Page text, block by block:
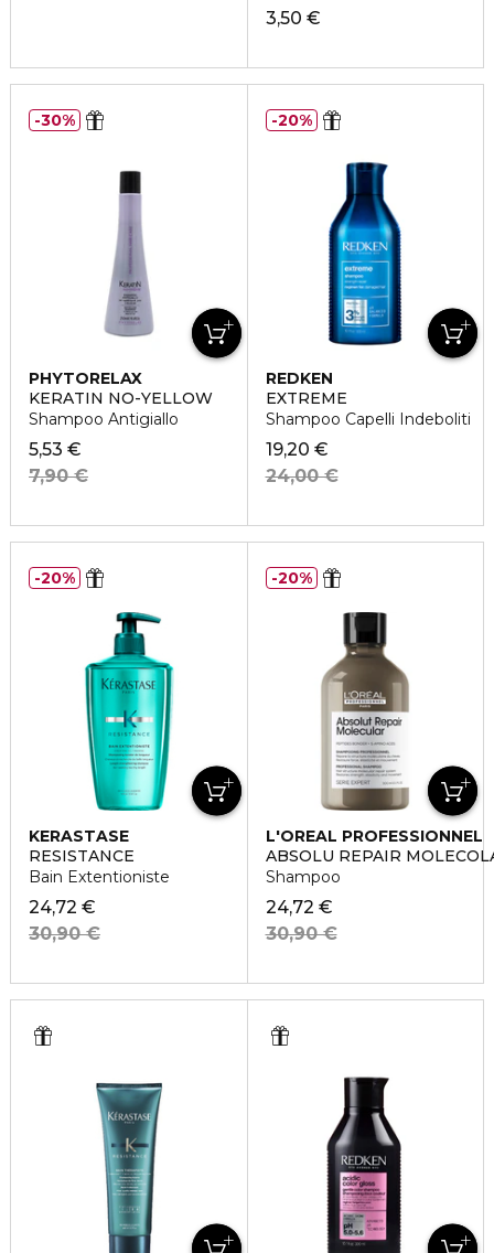
3,50 €
PHYTORELAX
KERATIN NO-YELLOW
Shampoo Antigiallo
5,53 €
7,90 €
30%
REDKEN
EXTREME
Shampoo Capelli Indeboliti
19,20 €
24,00 €
20%
KERASTASE
RESISTANCE
Bain Extentioniste
24,72 €
30,90 €
20%
L'OREAL PROFESSIONNEL
ABSOLU REPAIR
Shampoo
24,72 €
30,90 €
20%